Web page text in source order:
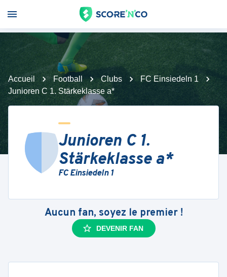
Accueil Football Clubs
FC Einsiedeln 1
Junioren C 1. Stärkeklasse a*
Junioren C 1.
Stärkeklasse a*
FC Einsiedeln 1
Aucun fan, soyez le premier !
DEVENIR FAN